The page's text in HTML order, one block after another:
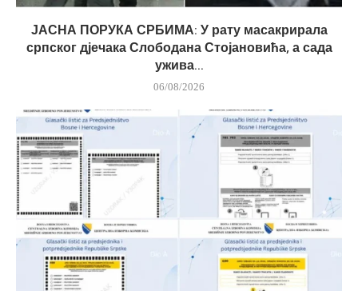
ЈАСНА ПОРУКА СРБИМА: У рату масакрирала
српског дјечака Слободана Стојановића, а сада
ужива...
06/08/2026